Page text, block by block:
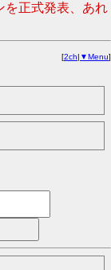
を正式発表、あれ
[2ch| ▼Menu]